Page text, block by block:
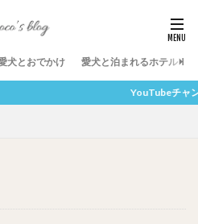
犬とおでかけ 愛犬と泊まれるホテル
YouTubeチャンネルもぜひ